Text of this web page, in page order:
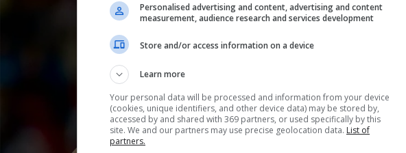
Personalised advertising and content, advertising and content
measurement, audience research and services development
Store and/or access information on a device
Learn more
Your personal data will be processed and information from your device
(cookies, unique identifiers, and other device data) may be stored by,
accessed by and shared with 369 partners, or used specifically by this
site. We and our partners may use precise geolocation data. List of
partners.